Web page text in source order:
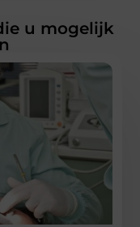
u mogelijk